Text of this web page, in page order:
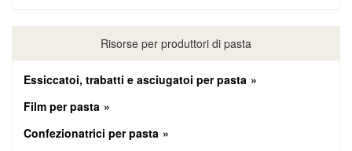
Risorse per produttori di pasta
Essiccatoi, trabatti e asciugatoi per pasta
Film per pasta
Confezionatrici per pasta